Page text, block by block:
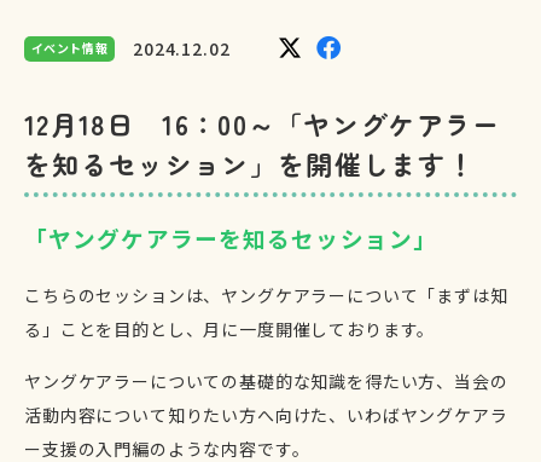
イベント情報 2024.12.02
12月18日 16：00～「ヤングケアラー
を知るセッション」を開催します！
「ヤングケアラーを知るセッション」
こちらのセッションは、ヤングケアラーについて「まずは知
る」ことを目的とし、月に一度開催しております。
ヤングケアラーについての基礎的な知識を得たい方、当会の
活動内容について知りたい方へ向けた、いわばヤングケアラ
ー支援の入門編のような内容です。